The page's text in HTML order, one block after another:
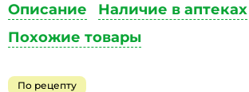
Описание
Наличие в аптеках
Похожие товары
По рецепту
ЭЛЕКТРОННАЯ ПОЧТА